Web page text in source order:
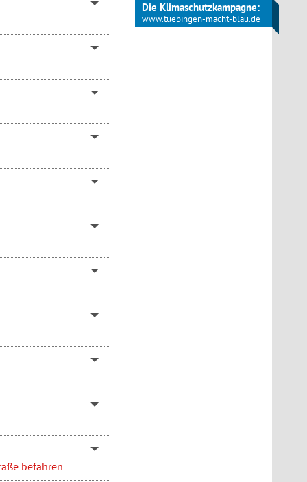
befahren
Die Klimaschutzkampagne:
www.tuebingen-macht-blau.de